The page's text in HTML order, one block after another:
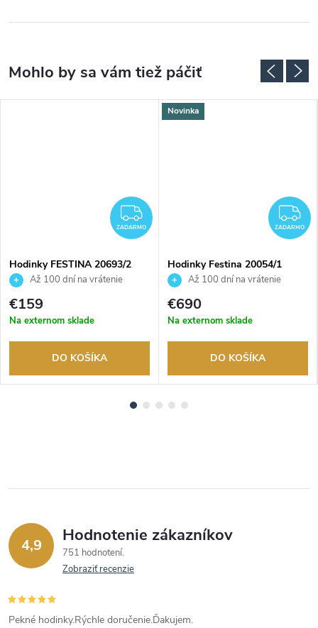
ZADARMO
ZADARMO
Hodinky FESTINA 20693/2
Až 100 dní na vrátenie
tovaru. Autorizovaný predajca.
€159
Na externom sklade
DO KOŠÍKA
Novinka
ZADARMO
Hodinky Festina 20054/1
Až 100 dní na vrátenie
tovaru. Autorizovaný predajca.
€690
Na externom sklade
DO KOŠÍKA
4,9 Hodnotenie zákazníkov
751 hodnotení
Zobraziť recenzie
Pekné hodinky.Rýchle doručenie.Ďakujem.